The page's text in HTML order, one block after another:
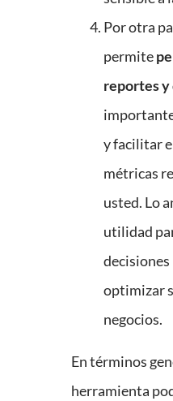
Por otra
permite
reportes y
y facilitar
métricas
usted. Lo
utilidad
decisiones
optimizar
negocios.
En términos
herramienta